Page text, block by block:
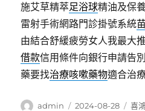
施艾草精萃足浴球精油及保
雷射手術網路門診掛號系統
由結合舒緩疲勞女人我最大
借款信用條件向銀行申請告
藥要找治療咳嗽藥物適合治
作
admin
發
2024-08-28
分
喜